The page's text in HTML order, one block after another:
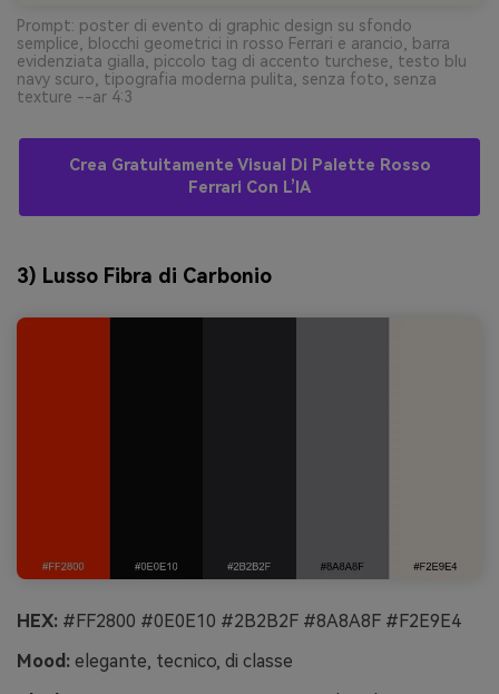
Prompt: poster di evento di graphic design su sfondo
semplice, blocchi geometrici in rosso Ferrari e arancio, barra
evidenziata gialla, piccolo tag di accento turchese, testo blu
navy scuro, tipografia moderna pulita, senza foto, senza
texture --ar 4:3
Crea Gratuitamente Visual Di Palette Rosso
Ferrari Con L’IA
3) Lusso Fibra di Carbonio
HEX: #FF2800 #0E0E10 #2B2B2F #8A8A8F #F2E9E4
Mood: elegante, tecnico, di classe